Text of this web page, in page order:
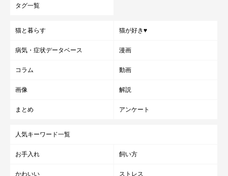
タグ一覧
猫と暮らす 猫が好き♥
病気・症状データベース 漫画
コラム 動画
画像 解説
まとめ アンケート
人気キーワード一覧
お手入れ 飼い方
かわいい ストレス